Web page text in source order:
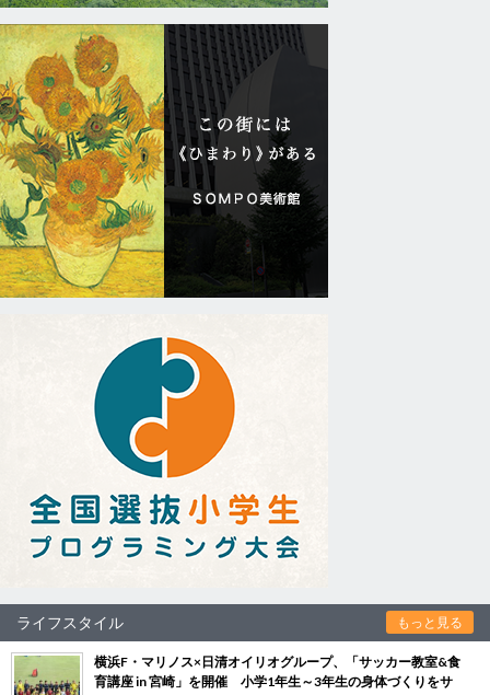
ライフスタイル もっと見る
横浜F・マリノス×日清オイリオグループ、「サッカー教室&食
育講座 in 宮崎」を開催 小学1年生～3年生の身体づくりをサ